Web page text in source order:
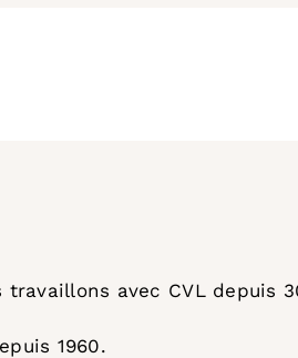
avec CVL depuis
1960.